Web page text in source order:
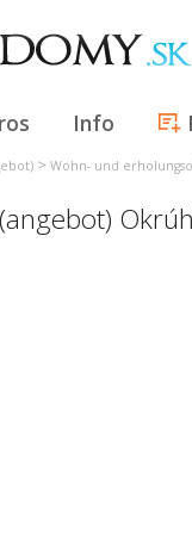
Info
> Wohn- und